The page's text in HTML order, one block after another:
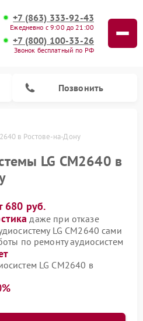
+7 (863) 333-92-43
Ежедневно с 9:00 до 21:00
+7 (800) 100-33-26
Звонок бесплатный по РФ
Позвонить
в Ростове-на-Дону
LG CM2640 в
680 руб.
даже при отказе
LG CM2640 сами
по ремонту аудиосистем
LG CM2640 в